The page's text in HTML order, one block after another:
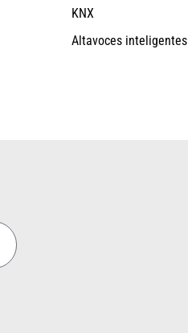
KNX
Altavoces inteligentes